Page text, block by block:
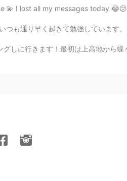
💫 I lost all my messages today
しています。 文法のカードでの勉強が終わったので、これから文章
上高地から蝶ヶ岳に登って1泊します。その後もう二つ頂上に登ります。